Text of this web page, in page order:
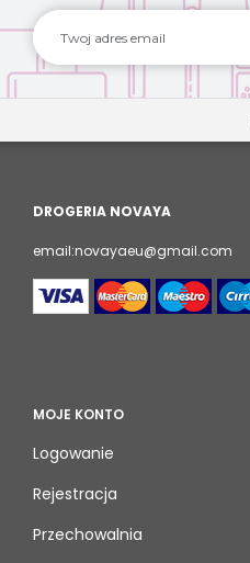
DROGERIA NOVAYA
email:novayaeu@gmail.com
MOJE KONTO
Logowanie
Rejestracja
Przechowalnia